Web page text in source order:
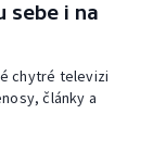
sebe i na
chytré televizi
články a